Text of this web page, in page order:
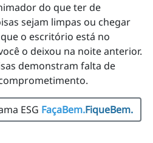
do que ter de
sejam limpas ou chegar
o escritório está no
o deixou na noite anterior.
demonstram falta de
ESG FaçaBem.FiqueBem.